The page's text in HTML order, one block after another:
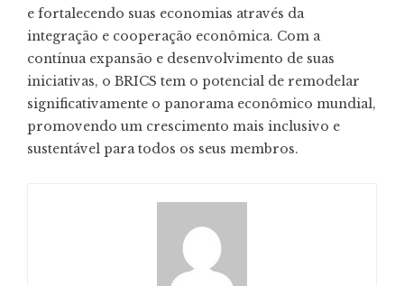
e fortalecendo suas economias através da
integração e cooperação econômica. Com a
contínua expansão e desenvolvimento de suas
iniciativas, o BRICS tem o potencial de remodelar
significativamente o panorama econômico mundial,
promovendo um crescimento mais inclusivo e
sustentável para todos os seus membros.